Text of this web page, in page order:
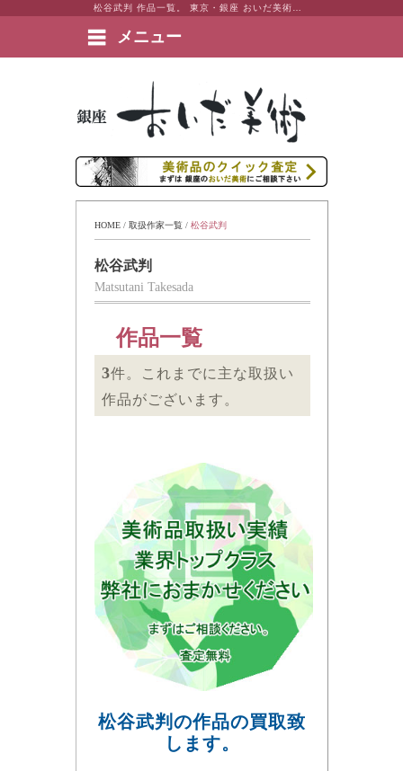
メニュー
絵画など美術品の販売と買取 | 東京・銀座 おいだ美術
HOME / 取扱作家一覧 / 松谷武判
松谷武判
Matsutani Takesada
作品一覧
3件。これまでに主な取扱い
作品がございます。
松谷武判の作品の買取致
します。